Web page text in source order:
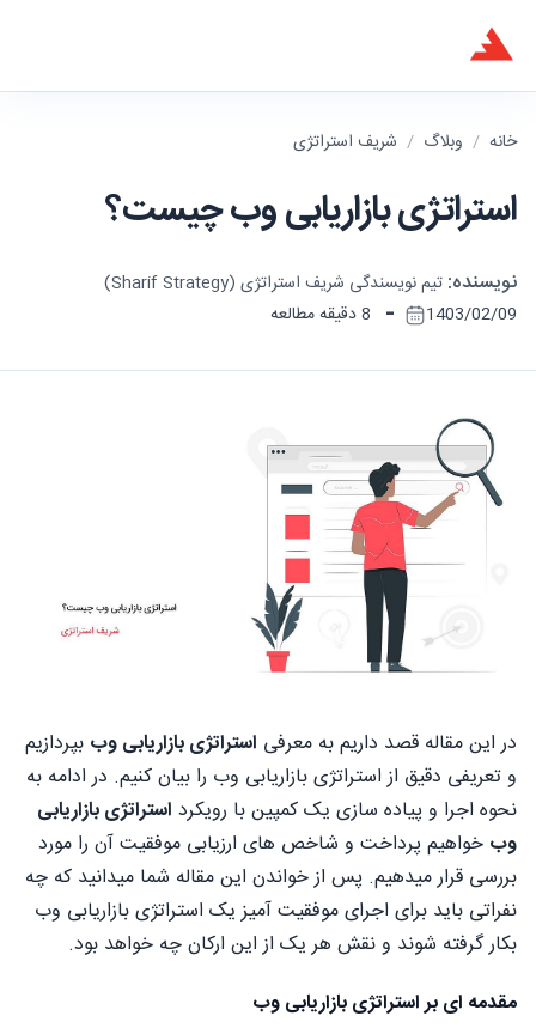
خانه / وبلاگ / شریف استراتژی
استراتژی بازاریابی وب چیست؟
نویسنده: تیم نویسندگی شریف استراتژی (Sharif Strategy)
1403/02/09
- 8 دقیقه مطالعه
در این مقاله قصد داریم به معرفی استراتژی بازاریابی وب بپردازیم
و تعریفی دقیق از استراتژی بازاریابی وب را بیان کنیم. در ادامه به
نحوه اجرا و پیاده سازی یک کمپین با رویکرد استراتژی بازاریابی
وب خواهیم پرداخت و شاخص های ارزیابی موفقیت آن را مورد
بررسی قرار میدهیم. پس از خواندن این مقاله شما میدانید که چه
نفراتی باید برای اجرای موفقیت آمیز یک استراتژی بازاریابی وب
بکار گرفته شوند و نقش هر یک از این ارکان چه خواهد بود.
مقدمه ای بر استراتژی بازاریابی وب